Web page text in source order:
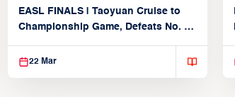
EASL FINALS | Taoyuan Cruise to
Championship Game, Defeats No. 1
22 Mar